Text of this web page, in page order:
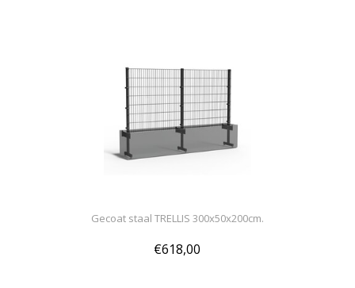
Gecoat staal TRELLIS 300x50x200cm.
€618,00